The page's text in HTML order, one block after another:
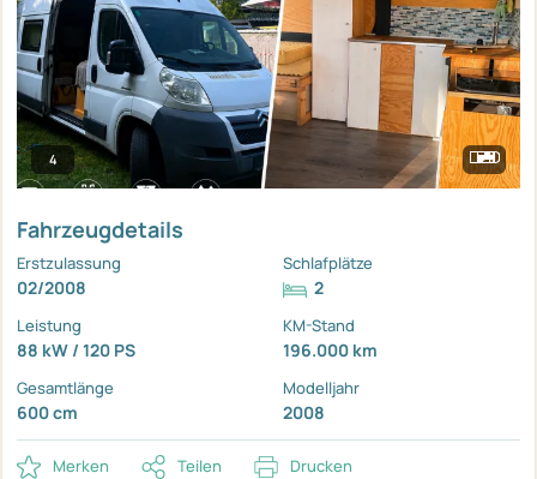
4
Fahrzeugdetails
Erstzulassung
02/2008
Schlafplätze
2
Leistung
88 kW / 120 PS
KM-Stand
196.000 km
Gesamtlänge
600 cm
Modelljahr
2008
Merken Teilen Drucken